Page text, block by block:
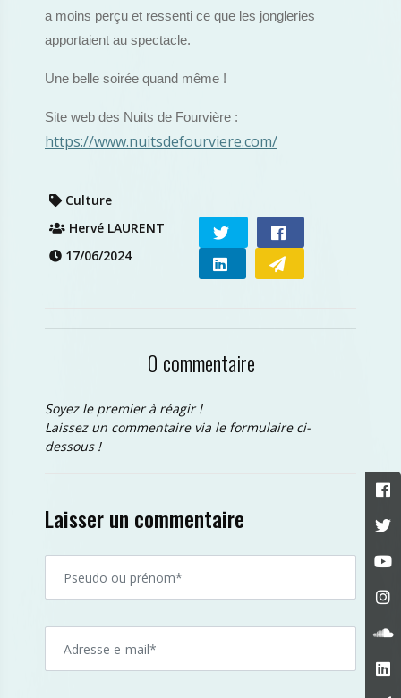
a moins perçu et ressenti ce que les jongleries
apportaient au spectacle.
Une belle soirée quand même !
Site web des Nuits de Fourvière :
https://www.nuitsdefourviere.com/
Culture
Hervé LAURENT
17/06/2024
0 commentaire
Soyez le premier à réagir !
Laissez un commentaire via le formulaire ci-
dessous !
Laisser un commentaire